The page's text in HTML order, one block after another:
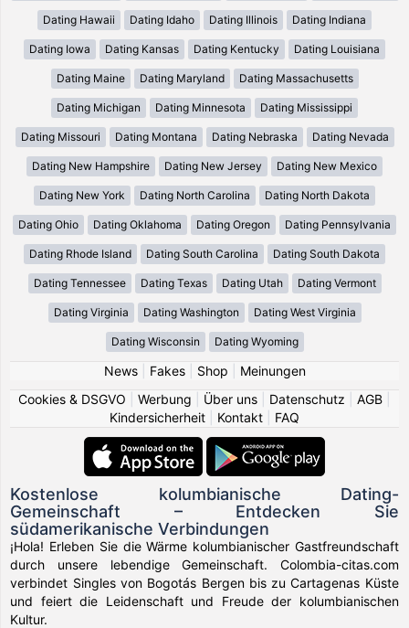
Dating Hawaii Dating Idaho Dating Illinois Dating Indiana
Dating Iowa Dating Kansas Dating Kentucky Dating Louisiana
Dating Maine Dating Maryland Dating Massachusetts
Dating Michigan Dating Minnesota Dating Mississippi
Dating Missouri Dating Montana Dating Nebraska Dating Nevada
Dating New Hampshire Dating New Jersey Dating New Mexico
Dating New York Dating North Carolina Dating North Dakota
Dating Ohio Dating Oklahoma Dating Oregon Dating Pennsylvania
Dating Rhode Island Dating South Carolina Dating South Dakota
Dating Tennessee Dating Texas Dating Utah Dating Vermont
Dating Virginia Dating Washington Dating West Virginia
Dating Wisconsin Dating Wyoming
News| Fakes| Shop
Meinungen
Cookies & DSGVO
Werbung Über uns Datenschutz AGB
Kindersicherheit
Kontakt FAQ
Kostenlose kolumbianische Dating-
Gemeinschaft – Entdecken Sie
südamerikanische Verbindungen
¡Hola! Erleben Sie die Wärme kolumbianischer Gastfreundschaft
durch unsere lebendige Gemeinschaft. Colombia-citas.com
verbindet Singles von Bogotás Bergen bis zu Cartagenas Küste
und feiert die Leidenschaft und Freude der kolumbianischen
Kultur.